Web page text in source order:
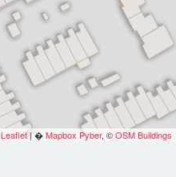
Leaflet | �Mapbox Pyber, ©OSM Buildings